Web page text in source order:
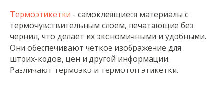
Термоэтикетки - самоклеящиеся материалы с
термочувствительным слоем, печатающие без
чернил, что делает их экономичными и удобными.
Они обеспечивают четкое изображение для
штрих-кодов, цен и другой информации.
Различают термоэко и термотоп этикетки.